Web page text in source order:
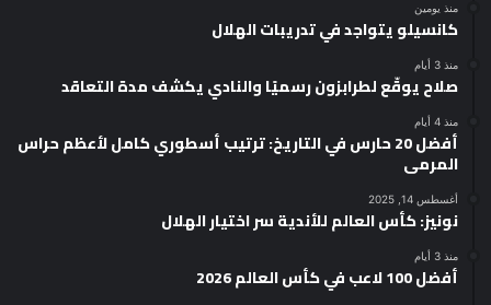
منذ يومين
كانسيلو يتواجد في تدريبات الهلال
منذ 3 أيام
صلاح يوقّع لطرابزون رسميًا والنادي يكشف مدة التعاقد
منذ 4 أيام
أفضل 20 حارس في التاريخ: ترتيب أسطوري كامل لأعظم حراس
المرمى
أغسطس 14, 2025
نونيز: كأس العالم للأندية سر اختيار الهلال
منذ 3 أيام
أفضل 100 لاعب في كأس العالم 2026